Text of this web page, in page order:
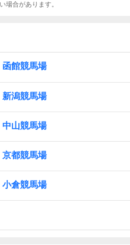
場合があります。
函館競馬場
新潟競馬場
中山競馬場
京都競馬場
小倉競馬場